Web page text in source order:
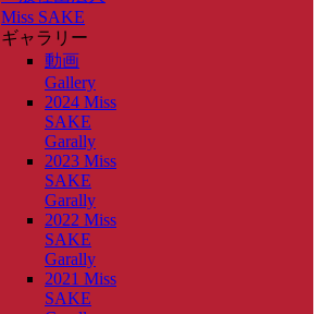
Miss SAKE
ギャラリー
動画
Gallery
2024 Miss
SAKE
Garally
2023 Miss
SAKE
Garally
2022 Miss
SAKE
Garally
2021 Miss
SAKE